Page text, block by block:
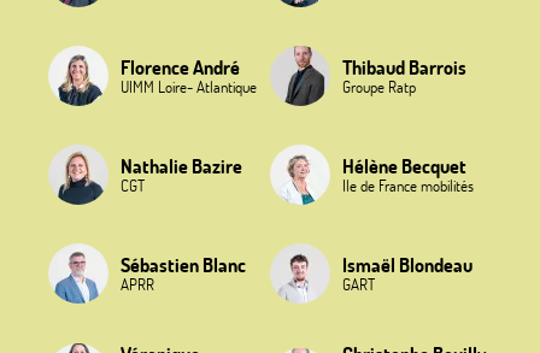
Florence André
UIMM Loire- Atlantique
Thibaud Barrois
Groupe Ratp
Nathalie Bazire
CGT
Hélène Becquet
Ile de France mobilités
Sébastien Blanc
APRR
Ismaël Blondeau
GART